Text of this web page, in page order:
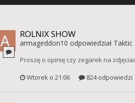
ROLNIX SHOW
armageddon10 odpowiedział Taktic
Proszę o opinię czy zegarek na
Wtorek o 21:06
824 odpowiedzi